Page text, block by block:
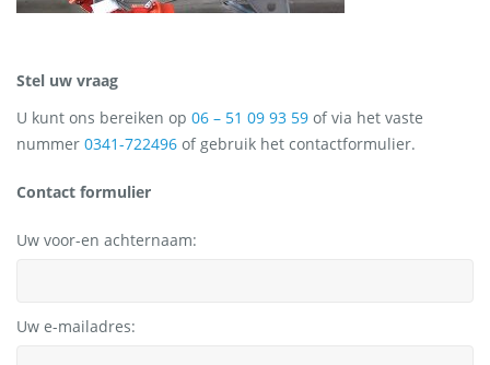
Stel uw vraag
U kunt ons bereiken op 06 – 51 09 93 59 of via het vaste
nummer 0341-722496 of gebruik het contactformulier.
Contact formulier
Uw voor-en achternaam:
Uw e-mailadres: